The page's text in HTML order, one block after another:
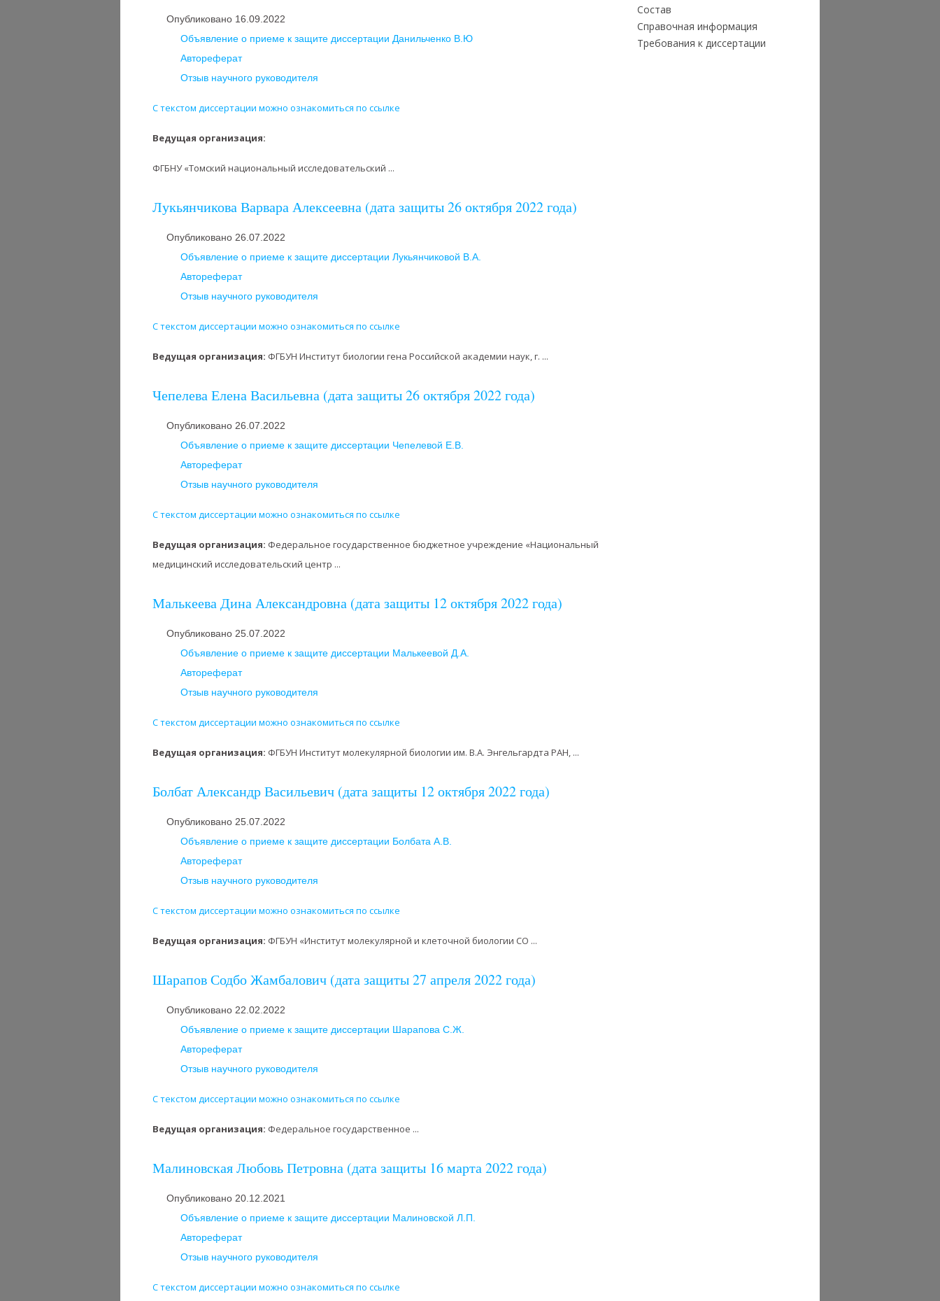
Опубликовано 16.09.2022
Объявление о приеме к защите диссертации Данильченко В.Ю
Автореферат
Отзыв научного руководителя
С текстом диссертации можно ознакомиться по ссылке
Ведущая организация:
ФГБНУ «Томский национальный исследовательский ...
Лукьянчикова Варвара Алексеевна (дата защиты 26 октября 2022 года)
Опубликовано 26.07.2022
Объявление о приеме к защите диссертации Лукьянчиковой В.А.
Автореферат
Отзыв научного руководителя
С текстом диссертации можно ознакомиться по ссылке
Ведущая организация: ФГБУН Институт биологии гена Российской академии наук, г. ...
Чепелева Елена Васильевна (дата защиты 26 октября 2022 года)
Опубликовано 26.07.2022
Объявление о приеме к защите диссертации Чепелевой Е.В.
Автореферат
Отзыв научного руководителя
С текстом диссертации можно ознакомиться по ссылке
Ведущая организация: Федеральное государственное бюджетное учреждение «Национальный
медицинский исследовательский центр ...
Малькеева Дина Александровна (дата защиты 12 октября 2022 года)
Опубликовано 25.07.2022
Объявление о приеме к защите диссертации Малькеевой Д.А.
Автореферат
Отзыв научного руководителя
С текстом диссертации можно ознакомиться по ссылке
Ведущая организация: ФГБУН Институт молекулярной биологии им. В.А. Энгельгардта РАН, ...
Болбат Александр Васильевич (дата защиты 12 октября 2022 года)
Опубликовано 25.07.2022
Объявление о приеме к защите диссертации Болбата А.В.
Автореферат
Отзыв научного руководителя
С текстом диссертации можно ознакомиться по ссылке
Ведущая организация: ФГБУН «Институт молекулярной и клеточной биологии СО ...
Шарапов Содбо Жамбалович (дата защиты 27 апреля 2022 года)
Опубликовано 22.02.2022
Объявление о приеме к защите диссертации Шарапова С.Ж.
Автореферат
Отзыв научного руководителя
С текстом диссертации можно ознакомиться по ссылке
Ведущая организация: Федеральное государственное ...
Малиновская Любовь Петровна (дата защиты 16 марта 2022 года)
Опубликовано 20.12.2021
Объявление о приеме к защите диссертации Малиновской Л.П.
Автореферат
Отзыв научного руководителя
С текстом диссертации можно ознакомиться по ссылке
Состав
Справочная информация
Требования к диссертации